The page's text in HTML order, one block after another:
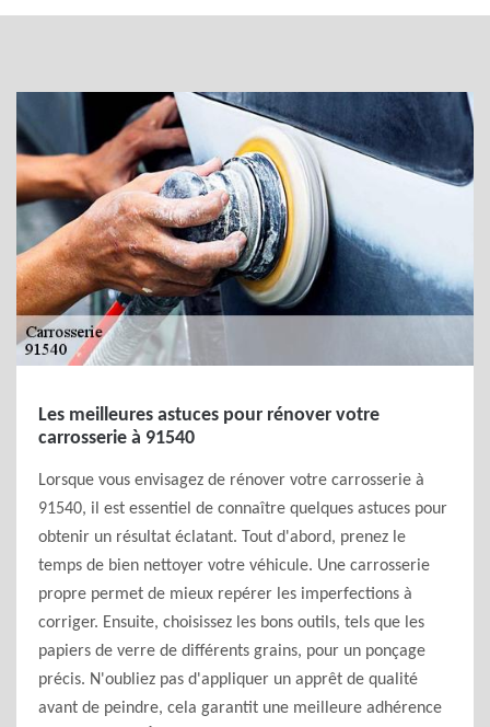
Les meilleures astuces pour rénover votre
carrosserie à 91540
Lorsque vous envisagez de rénover votre carrosserie à
91540, il est essentiel de connaître quelques astuces pour
obtenir un résultat éclatant. Tout d'abord, prenez le
temps de bien nettoyer votre véhicule. Une carrosserie
propre permet de mieux repérer les imperfections à
corriger. Ensuite, choisissez les bons outils, tels que les
papiers de verre de différents grains, pour un ponçage
précis. N'oubliez pas d'appliquer un apprêt de qualité
avant de peindre, cela garantit une meilleure adhérence